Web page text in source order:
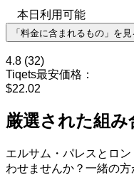
本日利用可能
「料金に含まれるもの」を見
4.8 (32)
Tiqets最安価格：
$22.02
厳選された組み
エルサム・パレスとロ
わせませんか？一緒の方